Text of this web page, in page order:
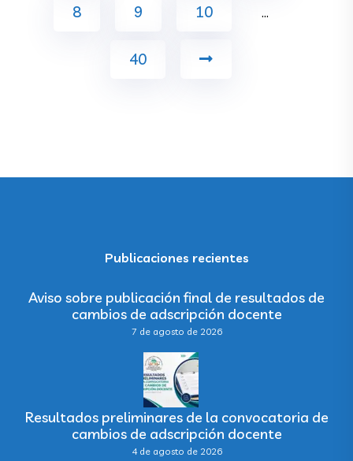
8 9 10 …
40
Publicaciones recientes
Aviso sobre publicación final de resultados de
cambios de adscripción docente
7 de agosto de 2026
Resultados preliminares de la convocatoria de
cambios de adscripción docente
4 de agosto de 2026